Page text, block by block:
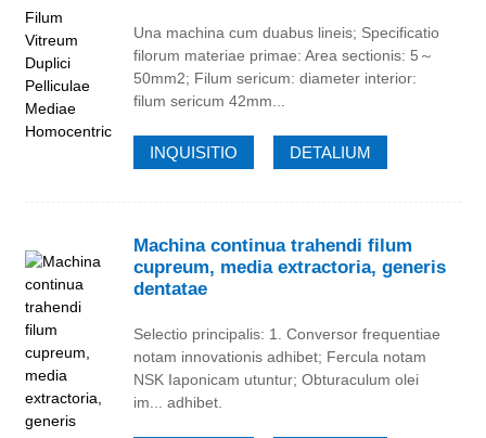
Una machina cum duabus lineis; Specificatio
filorum materiae primae: Area sectionis: 5～
50mm2; Filum sericum: diameter interior:
filum sericum 42mm...
INQUISITIO DETALIUM
Machina continua trahendi filum
cupreum, media extractoria, generis
dentatae
Selectio principalis: 1. Conversor frequentiae
notam innovationis adhibet; Fercula notam
NSK Iaponicam utuntur; Obturaculum olei
im... adhibet.